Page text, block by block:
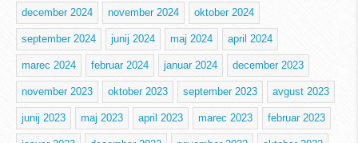
december 2024 november 2024 oktober 2024
september 2024 junij 2024 maj 2024 april 2024
marec 2024 februar 2024 januar 2024 december 2023
november 2023 oktober 2023 september 2023 avgust 2023
junij 2023 maj 2023 april 2023 marec 2023 februar 2023